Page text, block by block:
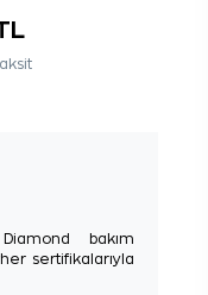
bakım
sertifikalarıyla